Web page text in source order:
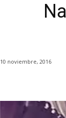
10 noviembre, 2016